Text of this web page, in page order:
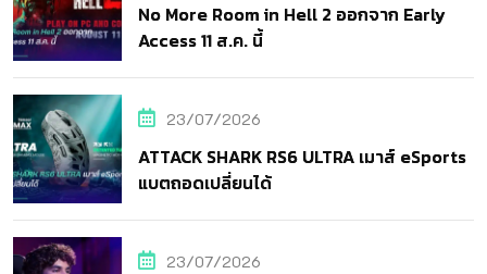
No More Room in Hell 2 ออกจาก Early
Access 11 ส.ค. นี้
23/07/2026
ATTACK SHARK RS6 ULTRA เมาส์ eSports
แบตถอดเปลี่ยนได้
23/07/2026